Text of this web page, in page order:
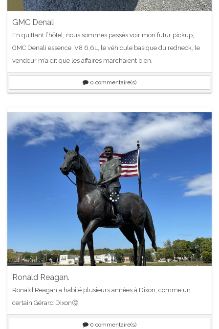
GMC Denali
En quittant l’hôtel, nous sommes passés voir mon futur pickup,
GMC Denali essence, V8 6,6L, le véhicule basique du redneck, le
vendeur m’a dit que les affaires marchaient bien.
0 commentaire(s)
Ronald Reagan.
Ronald Reagan a habité plusieurs années à Dixon, comme un
certain Gérard Dixon🤔
0 commentaire(s)